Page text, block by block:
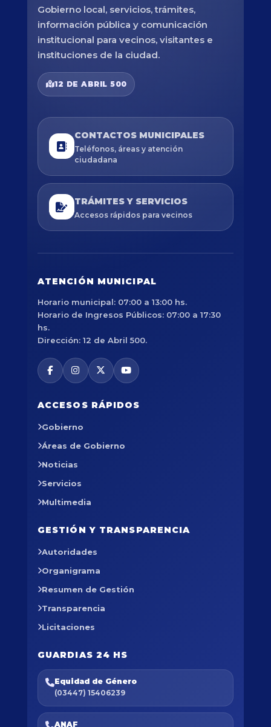
Gobierno local, servicios, trámites,
información pública y comunicación
institucional para vecinos, visitantes e
instituciones de la ciudad.
12 DE ABRIL 500
CONTACTOS MUNICIPALES
Teléfonos, áreas y atención
ciudadana
TRÁMITES Y SERVICIOS
Accesos rápidos para vecinos
ATENCIÓN MUNICIPAL
Horario municipal: 07:00 a 13:00 hs.
Horario de Ingresos Públicos: 07:00 a 17:30
hs.
Dirección: 12 de Abril 500.
ACCESOS RÁPIDOS
Gobierno
Áreas de Gobierno
Noticias
Servicios
Multimedia
GESTIÓN Y TRANSPARENCIA
Autoridades
Organigrama
Resumen de Gestión
Transparencia
Licitaciones
GUARDIAS 24 HS
Equidad de Género
(03447) 15406239
ANAF